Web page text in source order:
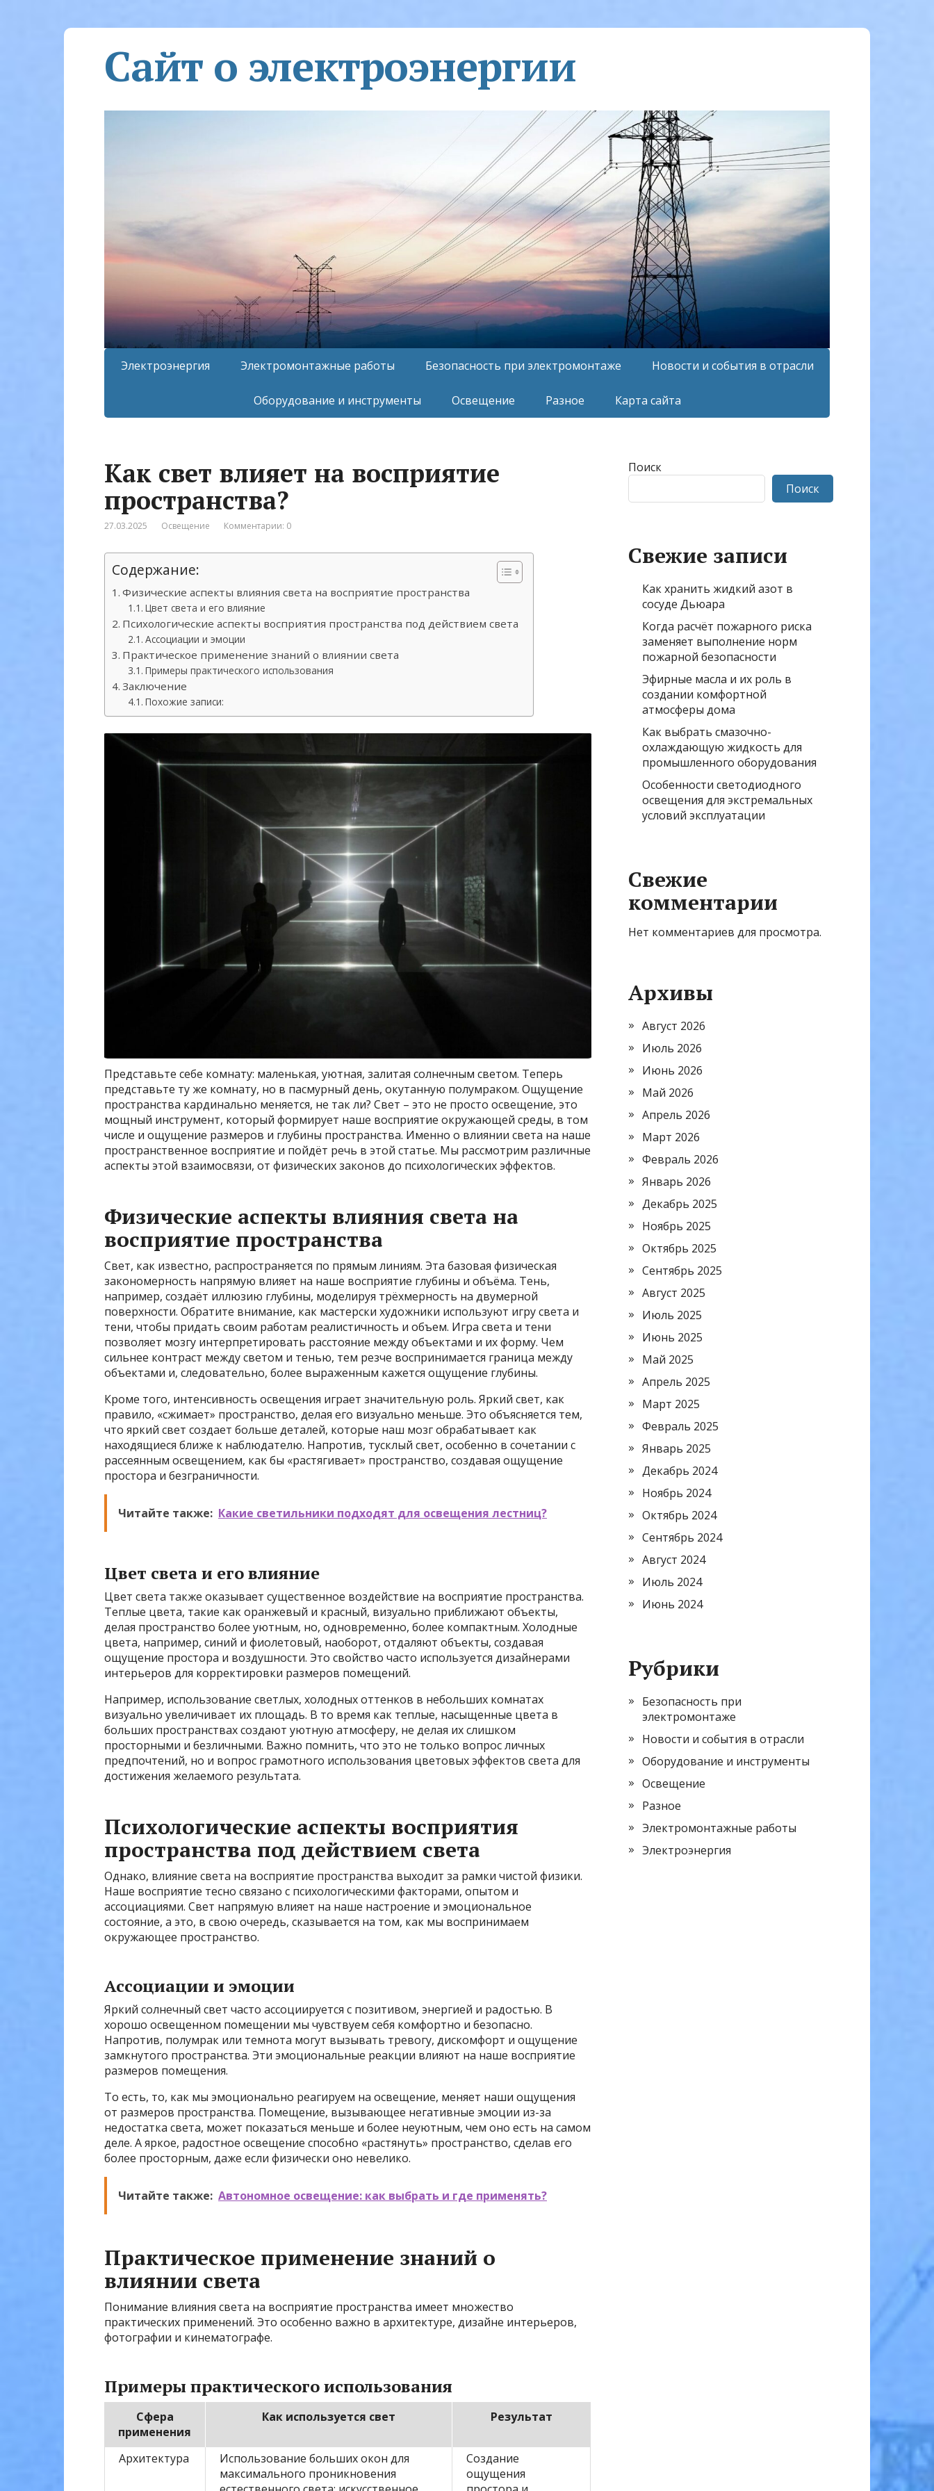
Сайт о электроэнергии
Электроэнергия Электромонтажные работы Безопасность при электромонтаже Новости и события в отрасли
Оборудование и инструменты Освещение Разное Карта сайта
Как свет влияет на восприятие
пространства?
27.03.2025 Освещение Комментарии: 0
Содержание:
Физические аспекты влияния света на восприятие пространства
Цвет света и его влияние
Психологические аспекты восприятия пространства под действием света
Ассоциации и эмоции
Практическое применение знаний о влиянии света
Примеры практического использования
Заключение
Похожие записи:
Представьте себе комнату: маленькая, уютная, залитая солнечным светом. Теперь
представьте ту же комнату, но в пасмурный день, окутанную полумраком. Ощущение
пространства кардинально меняется, не так ли? Свет – это не просто освещение, это
мощный инструмент, который формирует наше восприятие окружающей среды, в том
числе и ощущение размеров и глубины пространства. Именно о влиянии света на наше
пространственное восприятие и пойдёт речь в этой статье. Мы рассмотрим различные
аспекты этой взаимосвязи, от физических законов до психологических эффектов.
Физические аспекты влияния света на
восприятие пространства
Свет, как известно, распространяется по прямым линиям. Эта базовая физическая
закономерность напрямую влияет на наше восприятие глубины и объёма. Тень,
например, создаёт иллюзию глубины, моделируя трёхмерность на двумерной
поверхности. Обратите внимание, как мастерски художники используют игру света и
тени, чтобы придать своим работам реалистичность и объем. Игра света и тени
позволяет мозгу интерпретировать расстояние между объектами и их форму. Чем
сильнее контраст между светом и тенью, тем резче воспринимается граница между
объектами и, следовательно, более выраженным кажется ощущение глубины.
Кроме того, интенсивность освещения играет значительную роль. Яркий свет, как
правило, «сжимает» пространство, делая его визуально меньше. Это объясняется тем,
что яркий свет создает больше деталей, которые наш мозг обрабатывает как
находящиеся ближе к наблюдателю. Напротив, тусклый свет, особенно в сочетании с
рассеянным освещением, как бы «растягивает» пространство, создавая ощущение
простора и безграничности.
Читайте также: Какие светильники подходят для освещения лестниц?
Цвет света и его влияние
Цвет света также оказывает существенное воздействие на восприятие пространства.
Теплые цвета, такие как оранжевый и красный, визуально приближают объекты,
делая пространство более уютным, но, одновременно, более компактным. Холодные
цвета, например, синий и фиолетовый, наоборот, отдаляют объекты, создавая
ощущение простора и воздушности. Это свойство часто используется дизайнерами
интерьеров для корректировки размеров помещений.
Например, использование светлых, холодных оттенков в небольших комнатах
визуально увеличивает их площадь. В то время как теплые, насыщенные цвета в
больших пространствах создают уютную атмосферу, не делая их слишком
просторными и безличными. Важно помнить, что это не только вопрос личных
предпочтений, но и вопрос грамотного использования цветовых эффектов света для
достижения желаемого результата.
Психологические аспекты восприятия
пространства под действием света
Однако, влияние света на восприятие пространства выходит за рамки чистой физики.
Наше восприятие тесно связано с психологическими факторами, опытом и
ассоциациями. Свет напрямую влияет на наше настроение и эмоциональное
состояние, а это, в свою очередь, сказывается на том, как мы воспринимаем
окружающее пространство.
Ассоциации и эмоции
Яркий солнечный свет часто ассоциируется с позитивом, энергией и радостью. В
хорошо освещенном помещении мы чувствуем себя комфортно и безопасно.
Напротив, полумрак или темнота могут вызывать тревогу, дискомфорт и ощущение
замкнутого пространства. Эти эмоциональные реакции влияют на наше восприятие
размеров помещения.
То есть, то, как мы эмоционально реагируем на освещение, меняет наши ощущения
от размеров пространства. Помещение, вызывающее негативные эмоции из-за
недостатка света, может показаться меньше и более неуютным, чем оно есть на самом
деле. А яркое, радостное освещение способно «растянуть» пространство, сделав его
более просторным, даже если физически оно невелико.
Читайте также: Автономное освещение: как выбрать и где применять?
Практическое применение знаний о
влиянии света
Понимание влияния света на восприятие пространства имеет множество
практических применений. Это особенно важно в архитектуре, дизайне интерьеров,
фотографии и кинематографе.
Примеры практического использования
Сфера
применения
Как используется свет Результат
Архитектура
Использование больших окон для
максимального проникновения
Создание
ощущения
Поиск
Поиск
Свежие записи
Как хранить жидкий азот в
сосуде Дьюара
Когда расчёт пожарного риска
заменяет выполнение норм
пожарной безопасности
Эфирные масла и их роль в
создании комфортной
атмосферы дома
Как выбрать смазочно-
охлаждающую жидкость для
промышленного оборудования
Особенности светодиодного
освещения для экстремальных
условий эксплуатации
Свежие
комментарии
Нет комментариев для просмотра.
Архивы
Август 2026
Июль 2026
Июнь 2026
Май 2026
Апрель 2026
Март 2026
Февраль 2026
Январь 2026
Декабрь 2025
Ноябрь 2025
Октябрь 2025
Сентябрь 2025
Август 2025
Июль 2025
Июнь 2025
Май 2025
Апрель 2025
Март 2025
Февраль 2025
Январь 2025
Декабрь 2024
Ноябрь 2024
Октябрь 2024
Сентябрь 2024
Август 2024
Июль 2024
Июнь 2024
Рубрики
Безопасность при
электромонтаже
Новости и события в отрасли
Оборудование и инструменты
Освещение
Разное
Электромонтажные работы
Электроэнергия